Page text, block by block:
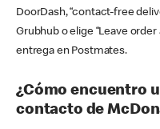
DoorDash, “contact-free
Grubhub o elige “Leave
entrega en Postmates.
¿Cómo encuentro
contacto de